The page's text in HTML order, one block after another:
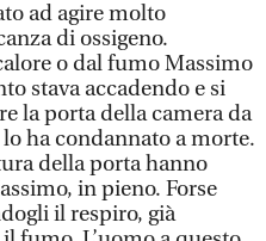
ad agire molto
di ossigeno.
o dal fumo Massimo
stava accadendo e si
la porta della camera da
ha condannato a morte.
della porta hanno
in pieno. Forse
il respiro, già